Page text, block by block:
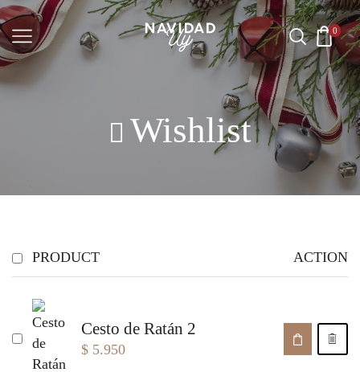
0
Wishlist
PRODUCT ACTION
Cesto de Ratán 2
$5.950